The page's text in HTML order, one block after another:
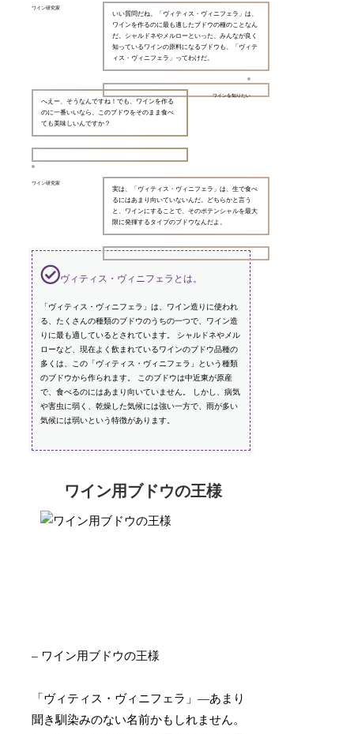
ワイン研究家
いい質問だね。「ヴィティス・ヴィニフェラ」は、
ワインを作るのに最も適したブドウの種のことなん
だ。シャルドネやメルローといった、みんなが良く
知っているワインの原料になるブドウも、「ヴィテ
ィス・ヴィニフェラ」ってわけだ。
ワインを知りたい
へえー、そうなんですね！でも、ワインを作る
のに一番いいなら、このブドウをそのまま食べ
ても美味しいんですか？
ワイン研究家
実は、「ヴィティス・ヴィニフェラ」は、生で食べ
るにはあまり向いていないんだ。どちらかと言う
と、ワインにすることで、そのポテンシャルを最大
限に発揮するタイプのブドウなんだよ。
ヴィティス・ヴィニフェラとは。
「ヴィティス・ヴィニフェラ」は、ワイン造りに使われ
る、たくさんの種類のブドウのうちの一つで、ワイン造
りに最も適しているとされています。 シャルドネやメル
ローなど、現在よく飲まれているワインのブドウ品種の
多くは、この「ヴィティス・ヴィニフェラ」という種類
のブドウから作られます。 このブドウは中近東が原産
で、食べるのにはあまり向いていません。 しかし、病気
や害虫に弱く、乾燥した気候には強い一方で、雨が多い
気候には弱いという特徴があります。
ワイン用ブドウの王様
– ワイン用ブドウの王様
「ヴィティス・ヴィニフェラ」—あまり
聞き馴染みのない名前かもしれません。